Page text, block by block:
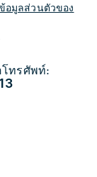
อมูลส่วนตัวของ
ทรศัพท์: